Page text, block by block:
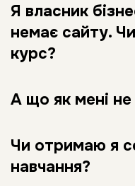
Я власник
немає сайту.
курс?
А що як мені
Чи отримаю я
навчання?